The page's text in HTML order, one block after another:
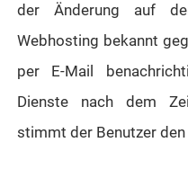
der Änderung auf
Webhosting bekannt
per E-Mail
Dienste nach dem
stimmt der Benutzer den